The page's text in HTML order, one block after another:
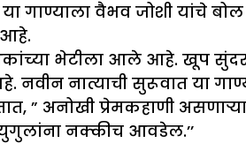
गाण्याला वैभव जोशी यांचे
आहे.
भेटीला आले आहे. खूप
नात्याची सुरूवात या
” अनोखी प्रेमकहाणी
नक्कीच आवडेल.’’